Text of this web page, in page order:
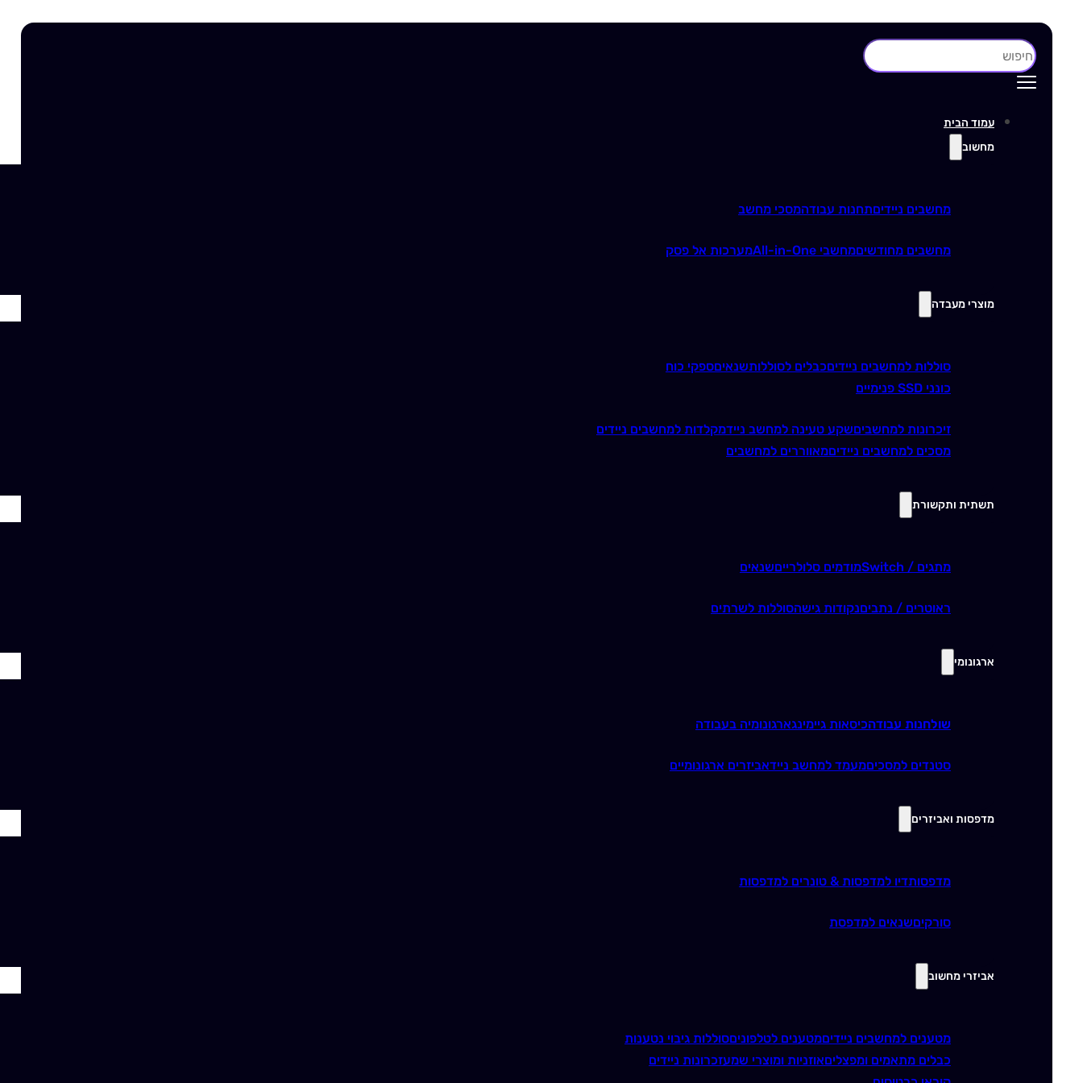
חיפוש
עמוד הבית
מחשוב
מחשבים ניידיםתחנות עבודהמסכי מחשב
מחשבים מחודשיםמחשבי All-in-One מערכות אל פסק
מוצרי מעבדה
סוללות למחשבים ניידיםכבלים לסוללותשנאיםספקי כוח
כונני SSD פנימיים
זיכרונות למחשביםשקע טעינה למחשב ניידמקלדות למחשבים ניידים
מסכים למחשבים ניידיםמאווררים למחשבים
תשתית ותקשורת
מתגים / Switch מודמים סלולרייםשנאים
ראוטרים / נתביםנקודות גישהסוללות לשרתים
ארגונומי
שולחנות עבודהכיסאות גיימינגארגונומיה בעבודה
סטנדים למסכיםמעמד למחשב ניידאביזרים ארגונומיים
מדפסות ואביזרים
מדפסותדיו למדפסות & טונרים למדפסות
סורקיםשנאים למדפסת
אביזרי מחשוב
מטענים למחשבים ניידיםמטענים לטלפוניםסוללות גיבוי נטענות
כבלים מתאמים ומפצליםאוזניות ומוצרי שמעזכרונות ניידים